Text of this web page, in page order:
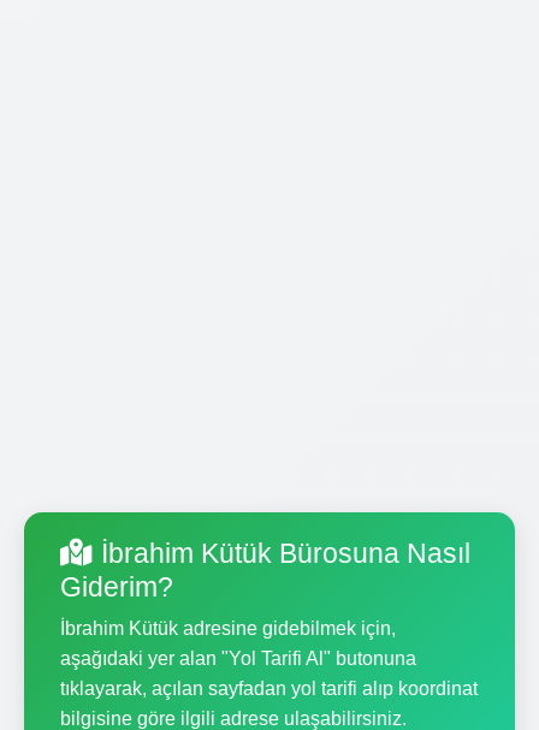
İbrahim Kütük Bürosuna Nasıl
Giderim?
İbrahim Kütük adresine gidebilmek için,
aşağıdaki yer alan "Yol Tarifi Al" butonuna
tıklayarak, açılan sayfadan yol tarifi alıp koordinat
bilgisine göre ilgili adrese ulaşabilirsiniz.